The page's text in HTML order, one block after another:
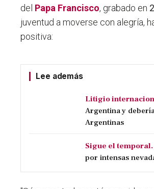
del Papa Francisco, grabado en
juventud a moverse con alegría,
positiva:
Lee además
Litigio
Argentina y
Argentinas
Sigue el temporal.
por intensas